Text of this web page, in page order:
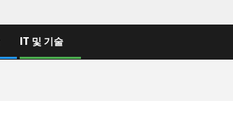
IT 및 기술